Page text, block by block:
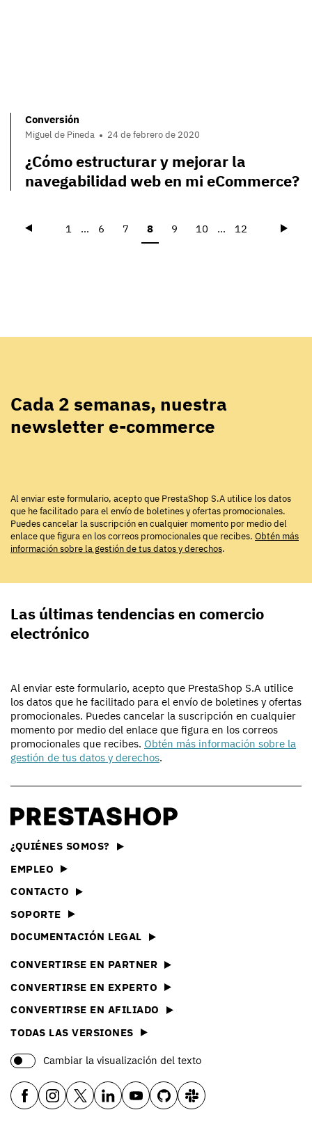
Conversión
Miguel de Pineda 24 de febrero de 2020
¿Cómo estructurar y mejorar la
navegabilidad web en mi eCommerce?
Précédent
1 ... 6 7 8 9 10 ... 12
Cada 2 semanas, nuestra
newsletter e-commerce
Al enviar este formulario, acepto que PrestaShop S.A utilice los datos
que he facilitado para el envío de boletines y ofertas promocionales.
Puedes cancelar la suscripción en cualquier momento por medio del
enlace que figura en los correos promocionales que recibes. Obtén más
información sobre la gestión de tus datos y derechos.
Las últimas tendencias en comercio
electrónico
Al enviar este formulario, acepto que PrestaShop S.A utilice
los datos que he facilitado para el envío de boletines y ofertas
promocionales. Puedes cancelar la suscripción en cualquier
momento por medio del enlace que figura en los correos
promocionales que recibes. Obtén más información sobre la
gestión de tus datos y derechos.
¿QUIÉNES SOMOS?
EMPLEO
CONTACTO
SOPORTE
DOCUMENTACIÓN LEGAL
CONVERTIRSE EN PARTNER
CONVERTIRSE EN EXPERTO
CONVERTIRSE EN AFILIADO
TODAS LAS VERSIONES
Cambiar la visualización del texto